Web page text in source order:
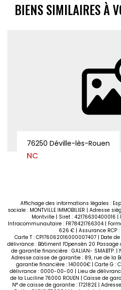
BIENS SIMILAIRES À
76130 MONT SAINT AIGNAN
Loyer 390 €/mois
Affichage des informations légales :
sociale : MONTVILLE IMMOBILIER | Adresse
Montville | Siret : 42176630400016 |
Intracommunautaire : FR78421766304 |
626 € | Assurance RCP :
Carte T : CPI76062016000007407 | Date
délivrance : Bâtiment l'Opensèn 20 Passage
de garantie financière : GALIAN- SMABTP. |
Adresse caisse de garantie : 89, rue de la
garantie financière : 140000€ | Carte G :
délivrance : 0000-00-00 | Lieu de
de la Luciline 76000 ROUEN | Caisse de
N° de caisse de garantie : 172182E |